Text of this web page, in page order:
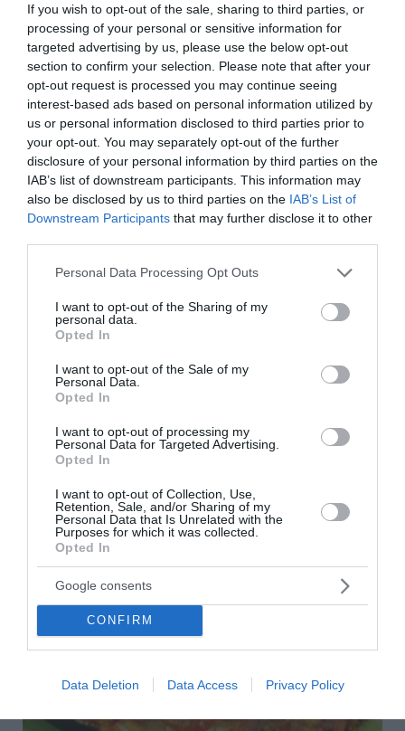
If you wish to opt-out of the sale, sharing to third parties, or
processing of your personal or sensitive information for
targeted advertising by us, please use the below opt-out
section to confirm your selection. Please note that after your
opt-out request is processed you may continue seeing
interest-based ads based on personal information utilized by
us or personal information disclosed to third parties prior to
your opt-out. You may separately opt-out of the further
disclosure of your personal information by third parties on the
IAB’s list of downstream participants. This information may
also be disclosed by us to third parties on the IAB’s List of
Downstream Participants that may further disclose it to other
Please note that this website/app uses one or more Google
not limited to your visit or usage behaviour. You may click to
grant or deny consent to Google and its third-party tags to
use your data for below specified purposes in below Google
consent section.
Personal Data Processing Opt Outs
I want to opt-out of the Sharing of my
personal data.
Opted In
I want to opt-out of the Sale of my
Personal Data.
Opted In
I want to opt-out of processing my
Personal Data for Targeted Advertising.
Opted In
I want to opt-out of Collection, Use,
Retention, Sale, and/or Sharing of my
Personal Data that Is Unrelated with the
Purposes for which it was collected.
Opted In
Google consents
CONFIRM
Data Deletion Data Access Privacy Policy
09:00 | 29 Ιουλίου 2026 Μαγειρική
Γίγαντες με χταπόδι στο φούρνο
Για 4 άτομα Ετοιμασία: 40 λεπτά Μαγείρεμα: 70
λεπτά Υλικά - Μισό κιλό γίγαντες - 1 μέτριο, φρέσκο
ελαιόλαδο - 4-5 πιπεριές Φλωρίνης (σε ροδέλες)...
09:00 | 26 Ιουλίου 2026